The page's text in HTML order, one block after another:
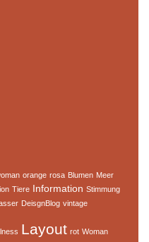
orange rosa Blumen Meer
Tiere Information Stimmung
DeisgnBlog vintage
Layout rot Woman